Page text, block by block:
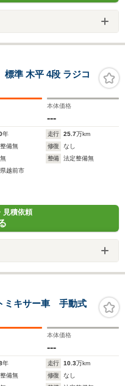
平 4段 ラジコ
本体価格
---
年 走行 25.7万km
備無 修復
なし
整備
法定整備無
越前市
見積依頼
ミキサー車 手動式
本体価格
---
年 走行 10.3万km
備無 修復
なし